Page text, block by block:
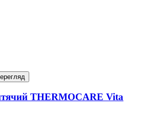
THERMOCARE Vita